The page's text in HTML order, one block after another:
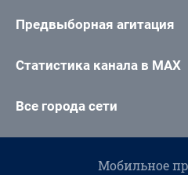
Предвыборная агитация
Статистика канала в MAX
Все города сети
Мобильное